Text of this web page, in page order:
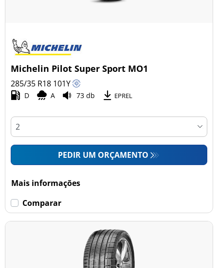
Michelin Pilot Super Sport MO1
285/35 R18 101Y
D A 73 db EPREL
PEDIR UM ORÇAMENTO
Mais informações
Comparar